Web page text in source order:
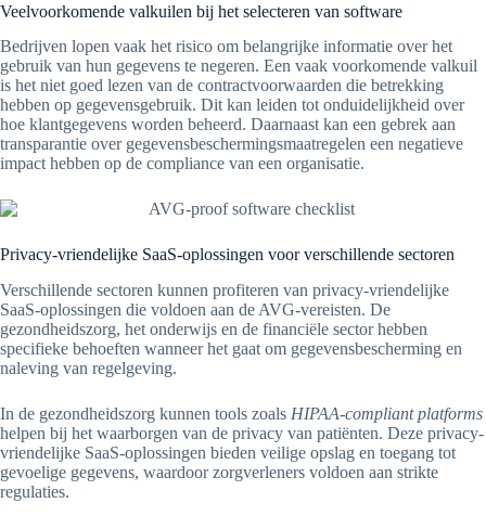
Veelvoorkomende valkuilen bij het selecteren van software
Bedrijven lopen vaak het risico om belangrijke informatie over het
gebruik van hun gegevens te negeren. Een vaak voorkomende valkuil
is het niet goed lezen van de contractvoorwaarden die betrekking
hebben op gegevensgebruik. Dit kan leiden tot onduidelijkheid over
hoe klantgegevens worden beheerd. Daarnaast kan een gebrek aan
transparantie over gegevensbeschermingsmaatregelen een negatieve
impact hebben op de compliance van een organisatie.
Privacy-vriendelijke SaaS-oplossingen voor verschillende sectoren
Verschillende sectoren kunnen profiteren van privacy-vriendelijke
SaaS-oplossingen die voldoen aan de AVG-vereisten. De
gezondheidszorg, het onderwijs en de financiële sector hebben
specifieke behoeften wanneer het gaat om gegevensbescherming en
naleving van regelgeving.
In de gezondheidszorg kunnen tools zoals HIPAA-compliant platforms
helpen bij het waarborgen van de privacy van patiënten. Deze privacy-
vriendelijke SaaS-oplossingen bieden veilige opslag en toegang tot
gevoelige gegevens, waardoor zorgverleners voldoen aan strikte
regulaties.